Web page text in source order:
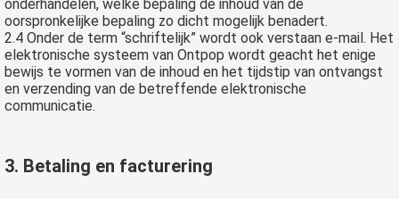
onderhandelen, welke bepaling de inhoud van de
oorspronkelijke bepaling zo dicht mogelijk benadert.
2.4 Onder de term “schriftelijk” wordt ook verstaan e-mail. Het
elektronische systeem van Ontpop wordt geacht het enige
bewijs te vormen van de inhoud en het tijdstip van ontvangst
en verzending van de betreffende elektronische
communicatie.
3. Betaling en facturering